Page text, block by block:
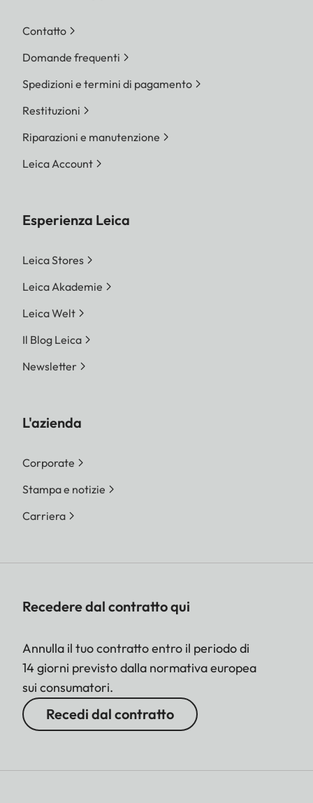
Contatto
Domande frequenti
Spedizioni e termini di pagamento
Restituzioni
Riparazioni e manutenzione
Leica Account
Esperienza Leica
Leica Stores
Leica Akademie
Leica Welt
Il Blog Leica
Newsletter
L'azienda
Corporate
Stampa e notizie
Carriera
Recedere dal contratto qui
Annulla il tuo contratto entro il periodo di
14 giorni previsto dalla normativa europea
sui consumatori.
Recedi dal contratto